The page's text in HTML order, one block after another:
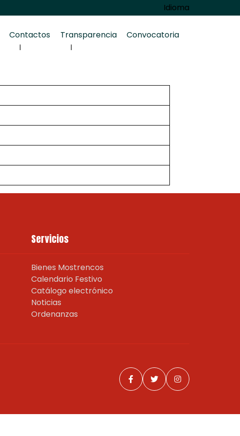
Idioma
Contactos Transparencia Convocatoria
Servicios
Bienes Mostrencos
Calendario Festivo
Catálogo electrónico
Noticias
Ordenanzas